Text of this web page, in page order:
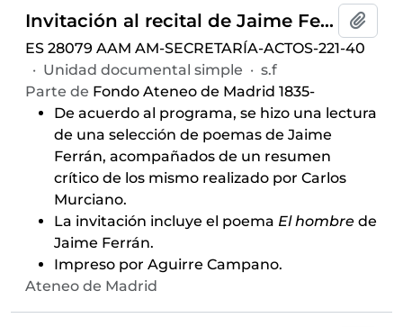
Invitación al recital de Jaime Ferrán, celebrado el 24 de marzo de 1966 y auspiciado por el Aula de Poesía
ES 28079 AAM AM-SECRETARÍA-ACTOS-221-40
· Unidad documental simple · s.f
Parte de Fondo Ateneo de Madrid 1835-
De acuerdo al programa, se hizo una lectura
de una selección de poemas de Jaime
Ferrán, acompañados de un resumen
crítico de los mismo realizado por Carlos
Murciano.
La invitación incluye el poema El hombre de
Jaime Ferrán.
Impreso por Aguirre Campano.
Ateneo de Madrid